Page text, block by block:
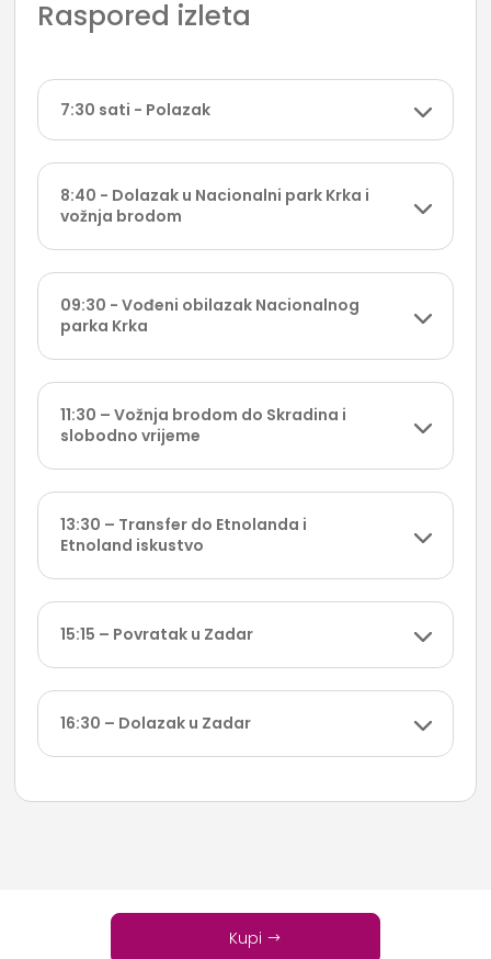
Raspored izleta
7:30 sati - Polazak
8:40 - Dolazak u Nacionalni park Krka i
vožnja brodom
09:30 - Vođeni obilazak Nacionalnog
parka Krka
11:30 – Vožnja brodom do Skradina i
slobodno vrijeme
13:30 – Transfer do Etnolanda i
Etnoland iskustvo
15:15 – Povratak u Zadar
16:30 – Dolazak u Zadar
Kupi